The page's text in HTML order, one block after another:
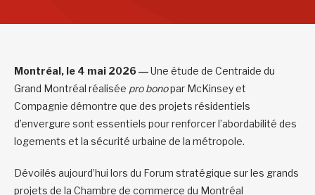
Montréal, le 4 mai 2026 ―Une étude de Centraide du
Grand Montréal réalisée pro bonopar McKinsey et
Compagnie démontre que des projets résidentiels
d’envergure sont essentiels pour renforcer l’abordabilité des
logements et la sécurité urbaine de la métropole.
Dévoilés aujourd’hui lors du Forum stratégique sur les grands
projets de la Chambre de commerce du Montréal